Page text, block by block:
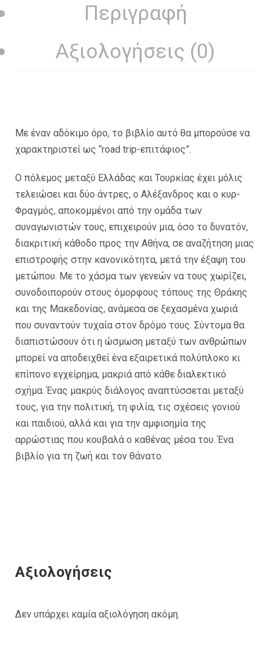
Περιγραφή
Αξιολογήσεις (0)
Με έναν αδόκιμο όρο, το βιβλίο αυτό θα μπορούσε να
χαρακτηριστεί ως “road trip-επιτάφιος”.
Ο πόλεμος μεταξύ Ελλάδας και Τουρκίας έχει μόλις
τελειώσει και δύο άντρες, ο Αλέξανδρος και ο κυρ-
Φραγμός, αποκομμένοι από την ομάδα των
συναγωνιστών τους, επιχειρούν μια, όσο το δυνατόν,
διακριτική κάθοδο προς την Αθήνα, σε αναζήτηση μιας
επιστροφής στην κανονικότητα, μετά την έξαψη του
μετώπου. Με το χάσμα των γενεών να τους χωρίζει,
συνοδοιπορούν στους όμορφους τόπους της Θράκης
και της Μακεδονίας, ανάμεσα σε ξεχασμένα χωριά
που συναντούν τυχαία στον δρόμο τους. Σύντομα θα
διαπιστώσουν ότι η ώσμωση μεταξύ των ανθρώπων
μπορεί να αποδειχθεί ένα εξαιρετικά πολύπλοκο κι
επίπονο εγχείρημα, μακριά από κάθε διαλεκτικό
σχήμα. Ένας μακρύς διάλογος αναπτύσσεται μεταξύ
τους, για την πολιτική, τη φιλία, τις σχέσεις γονιού
και παιδιού, αλλά και για την αμφισημία της
αρρώστιας που κουβαλά ο καθένας μέσα του. Ένα
βιβλίο για τη ζωή και τον θάνατο.
Αξιολογήσεις
Δεν υπάρχει καμία αξιολόγηση ακόμη.